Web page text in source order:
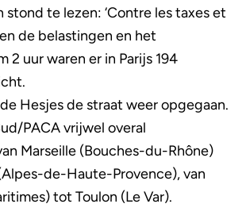
stond te lezen: ‘Contre les taxes et
de belastingen en het
2 uur waren er in Parijs 194
Hesjes de straat weer opgegaan.
PACA vrijwel overal
Marseille (Bouches-du-Rhône)
de-Haute-Provence), van
tot Toulon (Le Var).